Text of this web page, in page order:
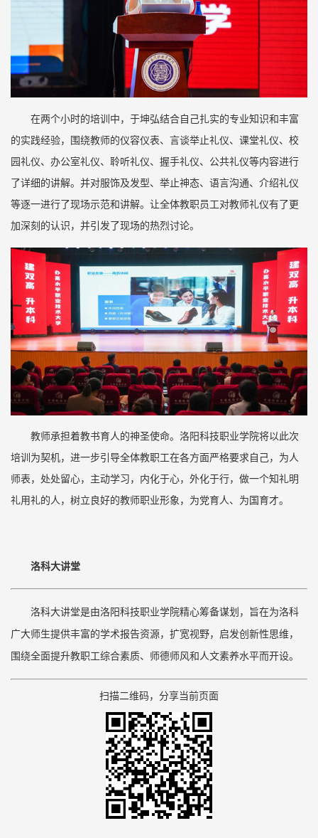
在两个小时的培训中，于坤弘结合自己扎实的专业知识和丰富
的实践经验，围绕教师的仪容仪表、言谈举止礼仪、课堂礼仪、校
园礼仪、办公室礼仪、聆听礼仪、握手礼仪、公共礼仪等内容进行
了详细的讲解。并对服饰及发型、举止神态、语言沟通、介绍礼仪
等逐一进行了现场示范和讲解。让全体教职员工对教师礼仪有了更
加深刻的认识，并引发了现场的热烈讨论。
教师承担着教书育人的神圣使命。洛阳科技职业学院将以此次
培训为契机，进一步引导全体教职工在各方面严格要求自己，为人
师表，处处留心，主动学习，内化于心，外化于行，做一个知礼明
礼用礼的人，树立良好的教师职业形象，为党育人、为国育才。
洛科大讲堂
洛科大讲堂是由洛阳科技职业学院精心筹备谋划，旨在为洛科
广大师生提供丰富的学术报告资源，扩宽视野，启发创新性思维，
围绕全面提升教职工综合素质、师德师风和人文素养水平而开设。
扫描二维码，分享当前页面